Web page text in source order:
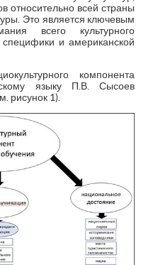
относительно всей страны
Это является ключевым
всего культурного
и американской
компонента
языку П.В. Сысоев
рисунок 1).